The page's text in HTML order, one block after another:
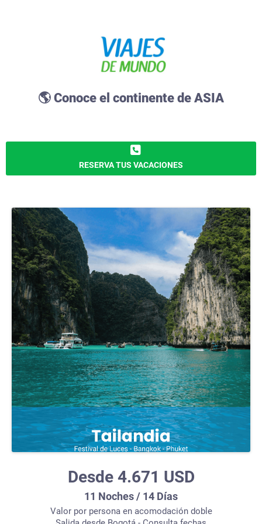
🌎 Conoce el continente de ASIA
RESERVA TUS VACACIONES
Desde 4.671 USD
11 Noches / 14 Días
Valor por persona en acomodación doble